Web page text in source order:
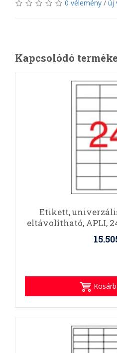
0 vélemény / új
Kapcsolódó
Etikett,
eltávolítható, APLI,